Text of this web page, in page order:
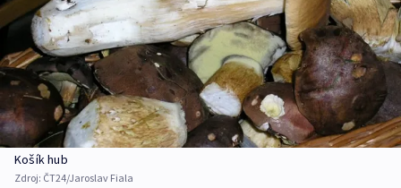
Košík hub
Zdroj: ČT24/Jaroslav Fiala